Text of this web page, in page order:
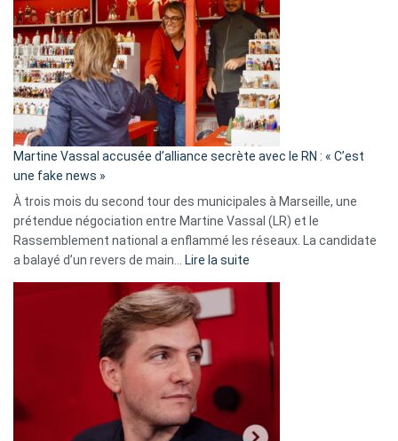
Algérie
Martine Vassal accusée d’alliance secrète avec le RN : « C’est
une fake news »
À trois mois du second tour des municipales à Marseille, une
prétendue négociation entre Martine Vassal (LR) et le
Rassemblement national a enflammé les réseaux. La candidate
a balayé d’un revers de main…
Lire la suite
d’alliance
secrète